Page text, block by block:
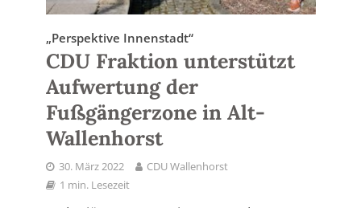
„Perspektive Innenstadt“
CDU Fraktion unterstützt
Aufwertung der
Fußgängerzone in Alt-
Wallenhorst
30. März 2022
CDU Wallenhorst
1 min. Lesezeit